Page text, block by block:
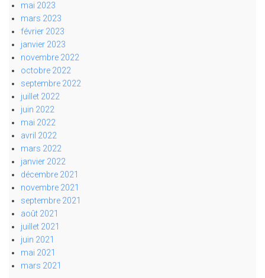
mai 2023
mars 2023
février 2023
janvier 2023
novembre 2022
octobre 2022
septembre 2022
juillet 2022
juin 2022
mai 2022
avril 2022
mars 2022
janvier 2022
décembre 2021
novembre 2021
septembre 2021
août 2021
juillet 2021
juin 2021
mai 2021
mars 2021